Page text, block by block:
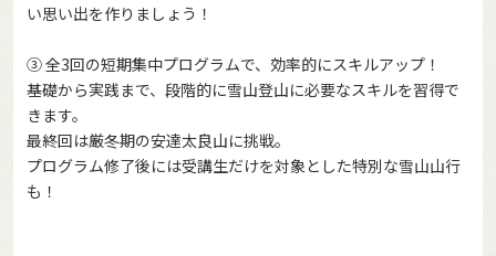
い思い出を作りましょう！
③ 全3回の短期集中プログラムで、効率的にスキルアップ！
基礎から実践まで、段階的に雪山登山に必要なスキルを習得で
きます。
最終回は厳冬期の安達太良山に挑戦。
プログラム修了後には受講生だけを対象とした特別な雪山山行
も！